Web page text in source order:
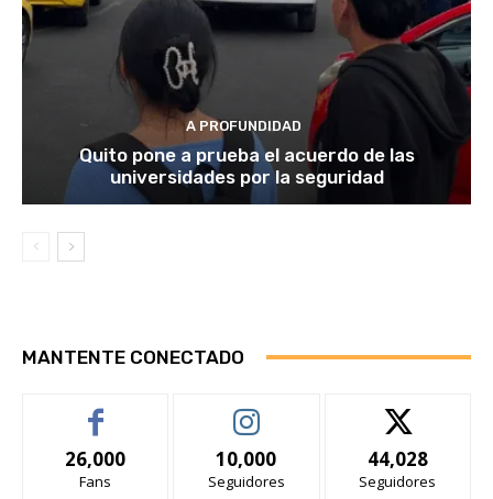
A PROFUNDIDAD
Quito pone a prueba el acuerdo de las
universidades por la seguridad
MANTENTE CONECTADO
26,000
Fans
10,000
Seguidores
44,028
Seguidores